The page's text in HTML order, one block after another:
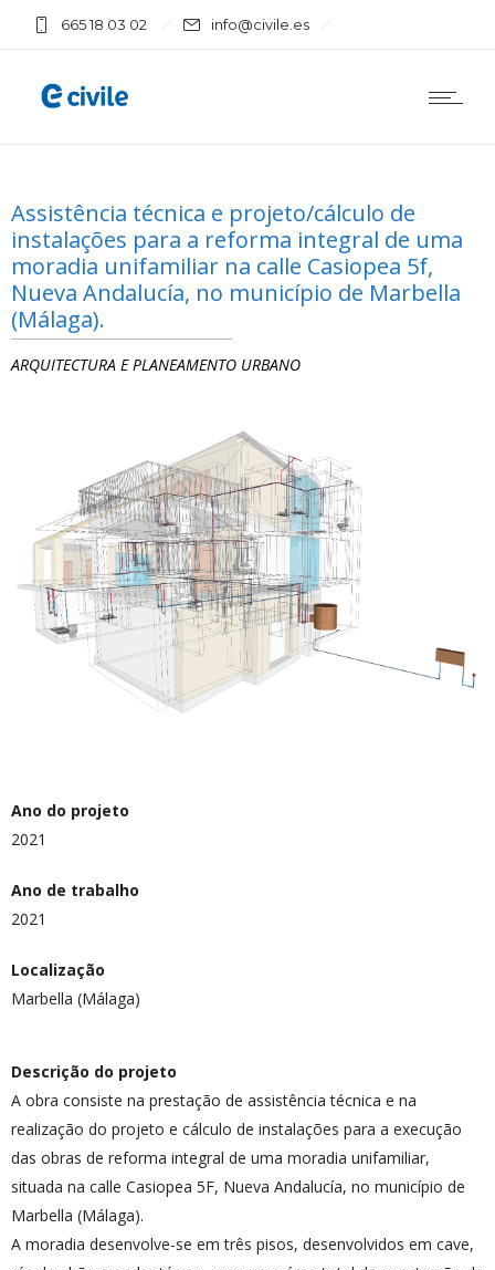
665 18 03 02 info@civile.es
Assistência técnica e projeto/cálculo de
instalações para a reforma integral de uma
moradia unifamiliar na calle Casiopea 5f,
Nueva Andalucía, no município de Marbella
(Málaga).
ARQUITECTURA E PLANEAMENTO URBANO
Ano do projeto
2021
Ano de trabalho
2021
Localização
Marbella (Málaga)
Descrição do projeto
A obra consiste na prestação de assistência técnica e na
realização do projeto e cálculo de instalações para a execução
das obras de reforma integral de uma moradia unifamiliar,
situada na calle Casiopea 5F, Nueva Andalucía, no município de
Marbella (Málaga).
A moradia desenvolve-se em três pisos, desenvolvidos em cave,